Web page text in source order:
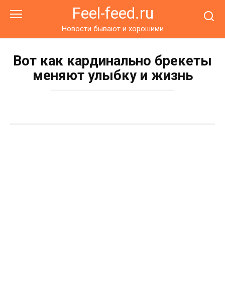
Feel-feed.ru
Новости бывают и хорошими
Вот как кардинально брекеты
меняют улыбку и жизнь